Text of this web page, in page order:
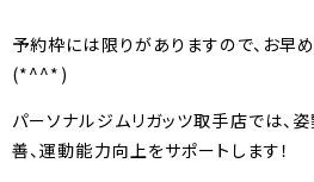
予約枠には限りがありますので、お早
(*^^*)
パーソナルジムリガッツ取手店では、姿
善、運動能力向上をサポートします！